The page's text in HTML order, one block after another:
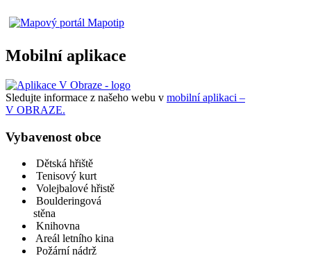
Mobilní aplikace
Sledujte informace z našeho webu v mobilní aplikaci –
V OBRAZE.
Vybavenost obce
Dětská hřiště
Tenisový kurt
Volejbalové hřistě
Boulderingová
stěna
Knihovna
Areál letního kina
Požární nádrž